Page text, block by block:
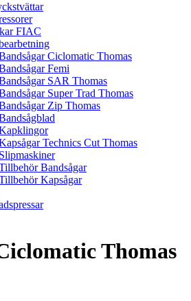
FIAC
Ciclomatic Thomas
Femi
SAR Thomas
Super Trad Thomas
Zip Thomas
Technics Cut Thomas
Slipmaskiner
Bandsågar
Kapsågar
Thomas